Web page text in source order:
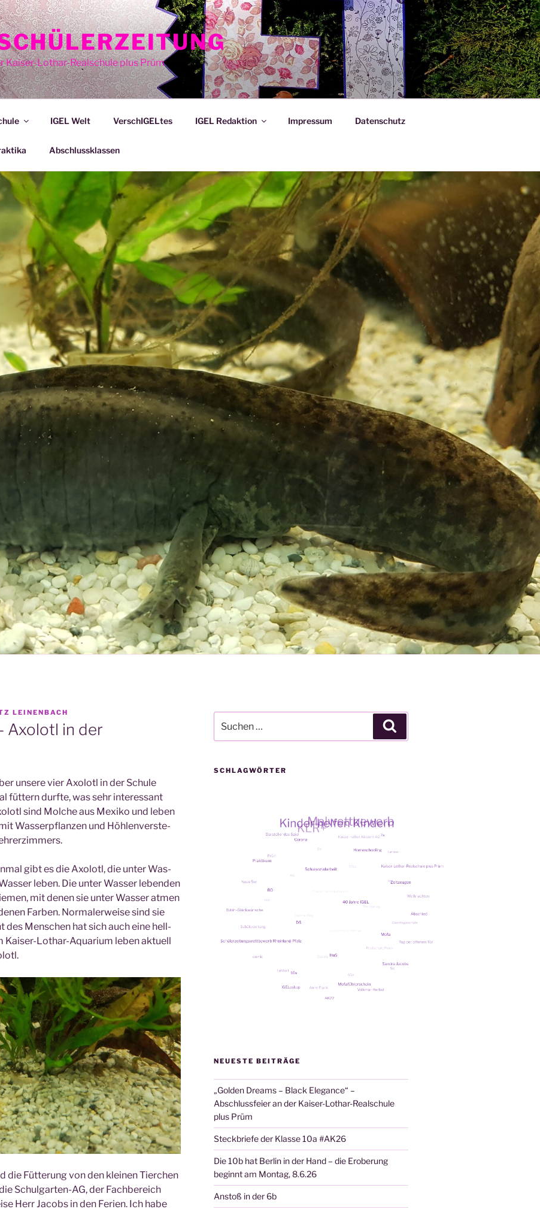
Kaiser-Lothar-Realschule plus Prüm
IGEL Welt VerschIGELtes IGEL Redaktion Impressum Datenschutz
Abschlussklassen
LEINENBACH
Axolotl in der
unse­re vier Axolotl in der Schu­le
füt­tern durf­te, was sehr inter­es­sant
sind Mol­che aus Mexi­ko und leben
Was­ser­pflan­zen und Höh­len­ver­ste­
gibt es die Axolotl, die unter Was­
leben. Die unter Was­ser leben­den
mit denen sie unter Was­ser atmen
Far­ben. Nor­ma­ler­wei­se sind sie
des Men­schen hat sich auch eine hell­
Kai­ser-Lothar-Aqua­ri­um leben aktu­ell
die Füt­te­rung von den klei­nen Tier­chen
Schul­gar­ten-AG, der Fach­be­reich
Herr Jacobs in den Feri­en. Ich habe
nach:
SCHLAGWÖRTER
NEUESTE BEITRÄGE
„Golden Dreams – Black Elegance“ –
Abschlussfeier an der Kaiser-Lothar-Realschule
plus Prüm
Steckbriefe der Klasse 10a #AK26
Die 10b hat Berlin in der Hand – die Eroberung
beginnt am Montag, 8.6.26
Anstoß in der 6b